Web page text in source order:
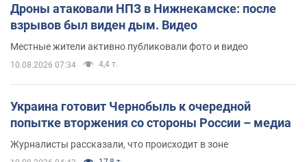
Дроны атаковали НПЗ в Нижнекамске: после
взрывов был виден дым. Видео
Местные жители активно публиковали фото и видео
10.08.2026 07:34 4,4 т.
Украина готовит Чернобыль к очередной
попытке вторжения со стороны России – медиа
Журналисты рассказали, что происходит в зоне